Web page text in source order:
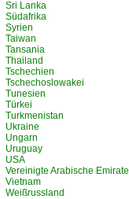
Sri Lanka
Südafrika
Syrien
Taiwan
Tansania
Thailand
Tschechien
Tschechoslowakei
Tunesien
Türkei
Turkmenistan
Ukraine
Ungarn
Uruguay
USA
Vereinigte Arabische Emirate
Vietnam
Weißrussland